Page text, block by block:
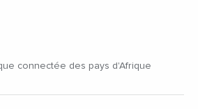
connectée des pays d'Afrique